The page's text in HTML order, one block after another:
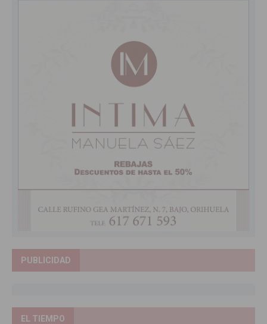
PUBLICIDAD
EL TIEMPO